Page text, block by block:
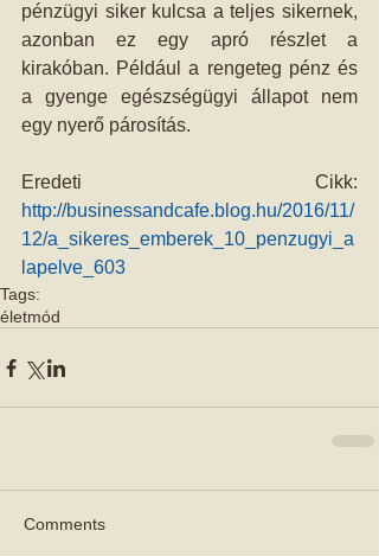
pénzügyi siker kulcsa a teljes sikernek,
azonban ez egy apró részlet a
kirakóban. Például a rengeteg pénz és
a gyenge egészségügyi állapot nem
egy nyerő párosítás.
http://businessandcafe.blog.hu/2016/11/
12/a_sikeres_emberek_10_penzugyi_a
lapelve_603
Tags:
életmód
Comments